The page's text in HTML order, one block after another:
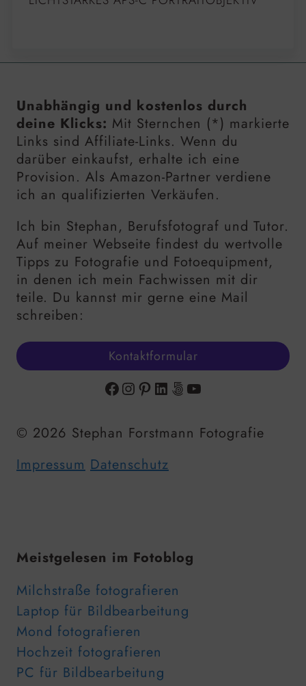
Unabhängig und kostenlos durch
deine Klicks: Mit Sternchen (*) markierte
Links sind Affiliate-Links. Wenn du
darüber einkaufst, erhalte ich eine
Provision. Als Amazon-Partner verdiene
ich an qualifizierten Verkäufen.
Ich bin Stephan, Berufsfotograf und Tutor.
Auf meiner Webseite findest du wertvolle
Tipps zu Fotografie und Fotoequipment,
in denen ich mein Fachwissen mit dir
teile. Du kannst mir gerne eine Mail
schreiben:
Kontaktformular
Facebook
Instagram
Pinterest
LinkedIn
500px
YouTube
© 2026 Stephan Forstmann Fotografie
Impressum Datenschutz
Meistgelesen im Fotoblog
Milchstraße fotografieren
Laptop für Bildbearbeitung
Mond fotografieren
Hochzeit fotografieren
PC für Bildbearbeitung